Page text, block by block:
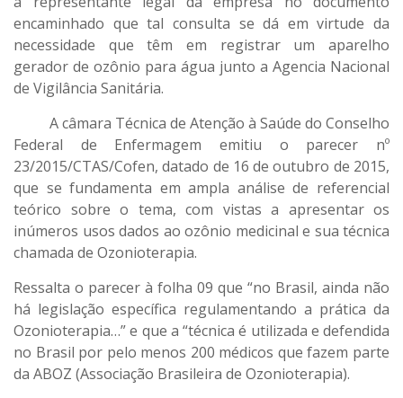
encaminhado que tal consulta se dá em virtude da
necessidade que têm em registrar um aparelho
gerador de ozônio para água junto a Agencia Nacional
de Vigilância Sanitária.
A câmara Técnica de Atenção à Saúde do Conselho
Federal de Enfermagem emitiu o parecer nº
23/2015/CTAS/Cofen, datado de 16 de outubro de 2015,
que se fundamenta em ampla análise de referencial
teórico sobre o tema, com vistas a apresentar os
inúmeros usos dados ao ozônio medicinal e sua técnica
chamada de Ozonioterapia.
Ressalta o parecer à folha 09 que “no Brasil, ainda não
há legislação específica regulamentando a prática da
Ozonioterapia…” e que a “técnica é utilizada e defendida
no Brasil por pelo menos 200 médicos que fazem parte
da ABOZ (Associação Brasileira de Ozonioterapia).